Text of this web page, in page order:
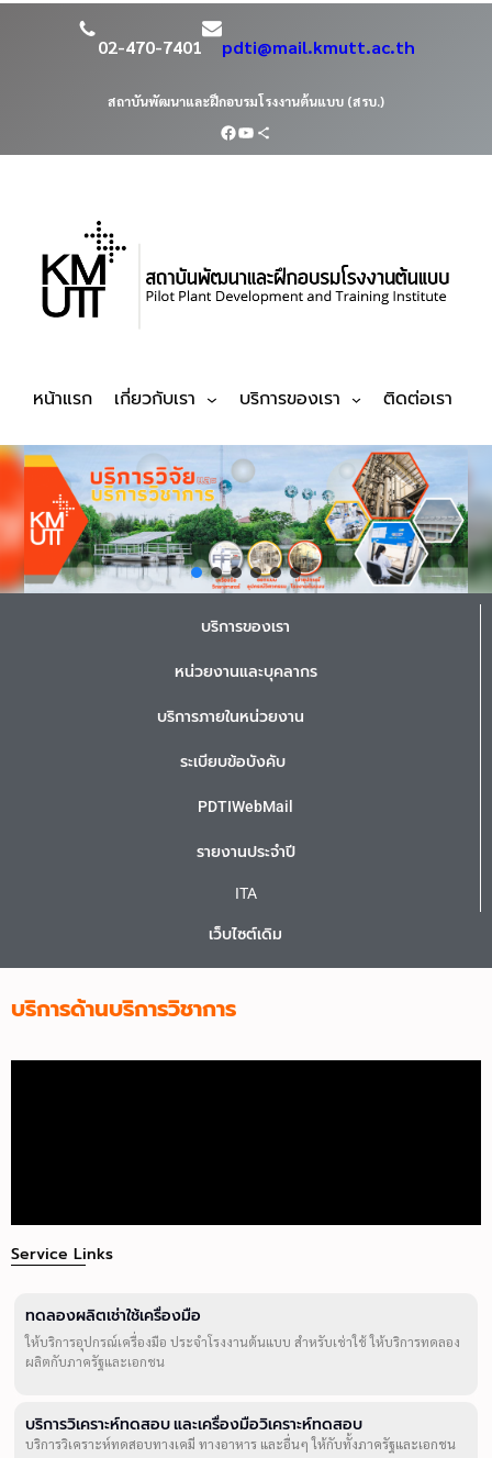
02-470-7401 pdti@mail.kmutt.ac.th
สถาบันพัฒนาและฝึกอบรมโรงงานต้นแบบ (สรบ.)
หน้าแรก เกี่ยวกับเรา บริการของเรา ติดต่อเรา
บริการของเรา
หน่วยงานและบุคลากร
บริการภายในหน่วยงาน
ระเบียบข้อบังคับ
PDTIWebMail
รายงานประจำปี
ITA
เว็บไซต์เดิม
บริการด้านบริการวิชาการ
Service Links
ทดลองผลิตเช่าใช้เครื่องมือ
ให้บริการอุปกรณ์เครื่องมือ ประจำโรงงานต้นแบบ สำหรับเช่าใช้ ให้บริการทดลอง
ผลิตกับภาครัฐและเอกชน
บริการวิเคราะห์ทดสอบ และเครื่องมือวิเคราะห์ทดสอบ
บริการวิเคราะห์ทดสอบทางเคมี ทางอาหาร และอื่นๆ ให้กับทั้งภาครัฐและเอกชน